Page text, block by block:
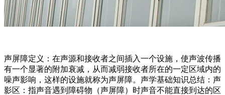
声屏障定义：在声源和接收者之间插入一个设施，使声波传播
有一个显著的附加衰减，从而减弱接收者所在的一定区域内的
噪声影响，这样的设施就称为声屏障。声学基础知识总结：声
影区：指声音遇到障碍物（声屏障）时声音不能直接到达的区